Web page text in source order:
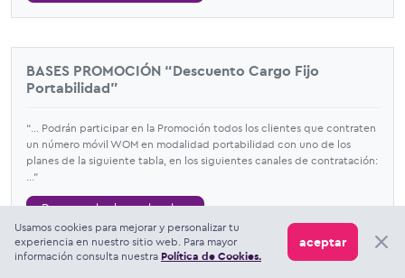
BASES PROMOCIÓN “Descuento Cargo Fijo
Portabilidad”
“... Podrán participar en la Promoción todos los clientes que contraten
un número móvil WOM en modalidad portabilidad con uno de los
planes de la siguiente tabla, en los siguientes canales de contratación:
...”
Descarga las bases legales.
Usamos cookies para mejorar y personalizar tu
experiencia en nuestro sitio web. Para mayor
información consulta nuestra Política de Cookies.
aceptar